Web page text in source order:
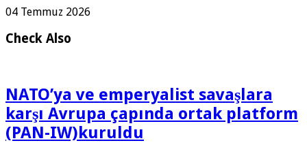
04 Temmuz 2026
Check Also
NATO’ya ve emperyalist savaşlara
karşı Avrupa çapında ortak platform
(PAN-IW)kuruldu